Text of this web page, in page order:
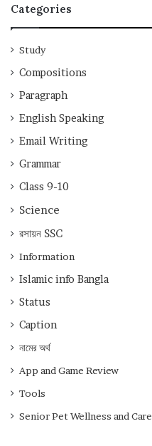
Categories
Study
Compositions
Paragraph
English Speaking
Email Writing
Grammar
Class 9-10
Science
রসায়ন SSC
Information
Islamic info Bangla
Status
Caption
নামের অর্থ
App and Game Review
Tools
Senior Pet Wellness and Care